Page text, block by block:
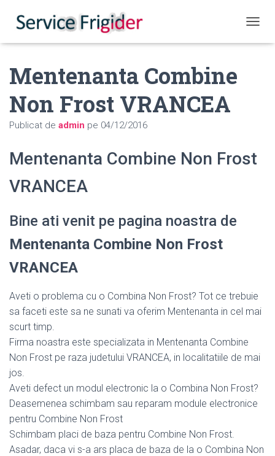
Mentenanta Combine
Non Frost VRANCEA
Publicat de admin pe 04/12/2016
Mentenanta Combine Non Frost
VRANCEA
Bine ati venit pe pagina noastra de
Mentenanta Combine Non Frost
VRANCEA
Aveti o problema cu o Combina Non Frost? Tot ce trebuie
sa faceti este sa ne sunati va oferim Mentenanta in cel mai
scurt timp.
Firma noastra este specializata in Mentenanta Combine
Non Frost pe raza judetului VRANCEA, in localitatiile de mai
jos.
Aveti defect un modul electronic la o Combina Non Frost?
Deasemenea schimbam sau reparam module electronice
pentru Combine Non Frost
Schimbam placi de baza pentru Combine Non Frost.
Asadar, daca vi s-a ars placa de baza de la o Combina Non